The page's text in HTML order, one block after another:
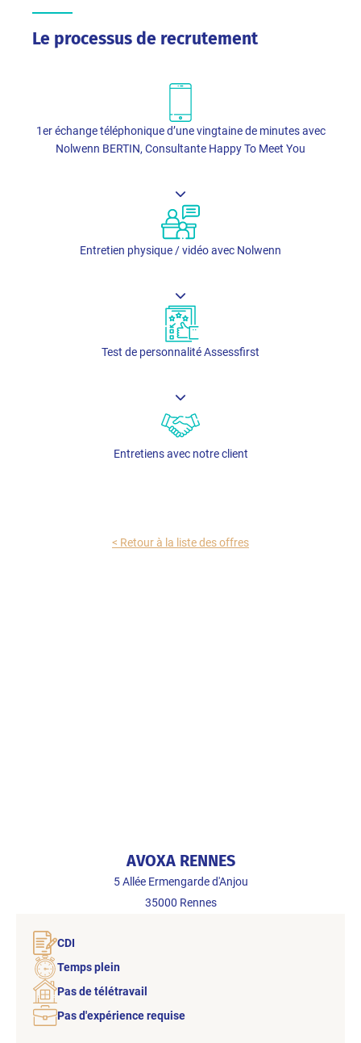
Le processus de recrutement
1er échange téléphonique d’une vingtaine de minutes avec
Nolwenn BERTIN, Consultante Happy To Meet You
Entretien physique / vidéo avec Nolwenn
Test de personnalité Assessfirst
Entretiens avec notre client
< Retour à la liste des offres
AVOXA RENNES
5 Allée Ermengarde d'Anjou
35000 Rennes
CDI
Temps plein
Pas de télétravail
Pas d'expérience requise